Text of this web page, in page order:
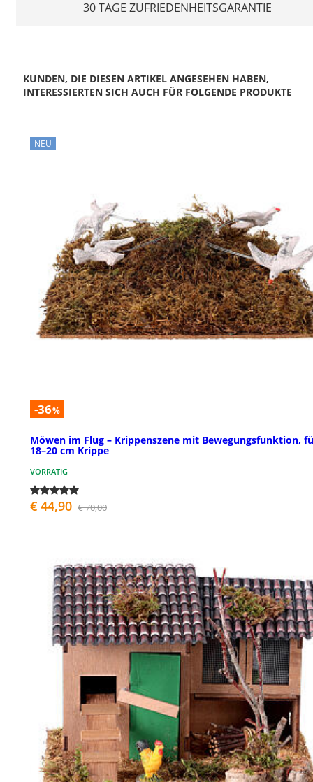
30 TAGE ZUFRIEDENHEITSGARANTIE
KUNDEN, DIE DIESEN ARTIKEL ANGESEHEN HABEN,
INTERESSIERTEN SICH AUCH FÜR FOLGENDE PRODUKTE
NEU
-36%
Möwen im Flug – Krippenszene mit Bewegungsfunktion,
18–20 cm Krippe
VORRÄTIG
€ 44,90 € 70,00